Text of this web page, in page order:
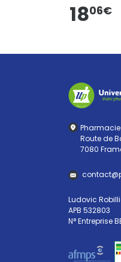
1806€
Route de
7080
contact@
Ludovic
APB 532803
N° Entreprise